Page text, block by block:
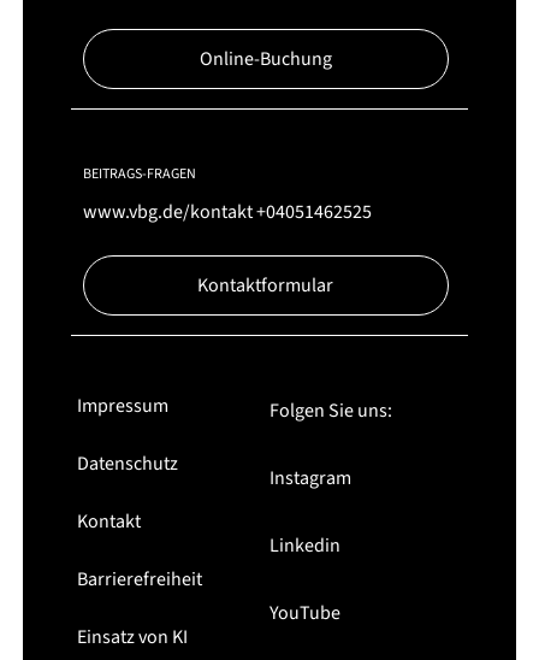
Online-Buchung
BEITRAGS-FRAGEN
www.vbg.de/kontakt+04051462525
Kontaktformular
Impressum
Datenschutz
Kontakt
Barrierefreiheit
Einsatz von KI
Folgen Sie uns:
Instagram
Linkedin
YouTube